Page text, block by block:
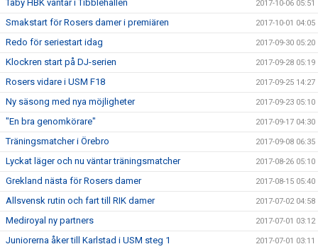
Täby HBK väntar i Tibblehallen 2017-10-06 05:51
Smakstart för Rosers damer i premiären 2017-10-01 04:05
Redo för seriestart idag 2017-09-30 05:20
Klockren start på DJ-serien 2017-09-28 05:19
Rosers vidare i USM F18 2017-09-25 14:27
Ny säsong med nya möjligheter 2017-09-23 05:10
"En bra genomkörare" 2017-09-17 04:30
Träningsmatcher i Örebro 2017-09-08 06:35
Lyckat läger och nu väntar träningsmatcher 2017-08-26 05:10
Grekland nästa för Rosers damer 2017-08-15 05:40
Allsvensk rutin och fart till RIK damer 2017-07-02 04:58
Mediroyal ny partners 2017-07-01 03:12
Juniorerna åker till Karlstad i USM steg 1 2017-07-01 03:11